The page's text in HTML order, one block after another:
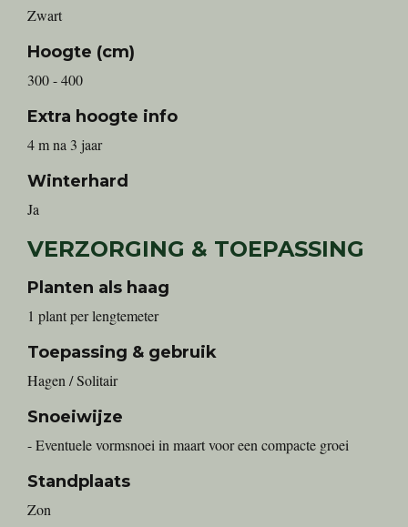
Zwart
Hoogte (cm)
300 - 400
Extra hoogte info
4 m na 3 jaar
Winterhard
Ja
VERZORGING & TOEPASSING
Planten als haag
1 plant per lengtemeter
Toepassing & gebruik
Hagen / Solitair
Snoeiwijze
- Eventuele vormsnoei in maart voor een compacte groei
Standplaats
Zon